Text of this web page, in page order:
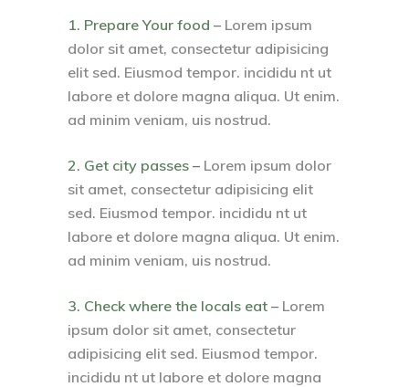
1. Prepare Your food – Lorem ipsum
dolor sit amet, consectetur adipisicing
elit sed. Eiusmod tempor. incididu nt ut
labore et dolore magna aliqua. Ut enim.
ad minim veniam, uis nostrud.
2. Get city passes – Lorem ipsum dolor
sit amet, consectetur adipisicing elit
sed. Eiusmod tempor. incididu nt ut
labore et dolore magna aliqua. Ut enim.
ad minim veniam, uis nostrud.
3. Check where the locals eat – Lorem
ipsum dolor sit amet, consectetur
adipisicing elit sed. Eiusmod tempor.
incididu nt ut labore et dolore magna